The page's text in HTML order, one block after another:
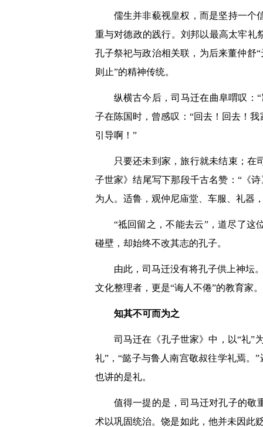
儒生并非藐视皇权，而是坚持一个
重与对德政的践行。刘邦以最高太牢礼
孔子祭祀与政治相关联，为后来董仲舒
则止”的精神传统。
纵横古今后，司马迁在曲阜喟叹：
子在陈国时，曾感叹：“回去！回去！
引导啊！”
只要还未到家，旅行就未结束；在
子世家》结尾写下那段千古名赞：“《
为人。适鲁，观仲尼庙堂、车服、礼器
“祗回留之，不能去云”，道尽了这
碰壁，却始终不改其志的孔子。
由此，司马迁没有将孔子供上神坛
文化整理者，更是“诲人不倦”的教育家
知其不可而为之
司马迁在《孔子世家》中，以“礼”
礼”，“懿子与鲁人南宫敬叔往学礼焉。
也讲的是礼。
值得一提的是，司马迁对孔子的
术以巩固统治。饶是如此，他并未因此